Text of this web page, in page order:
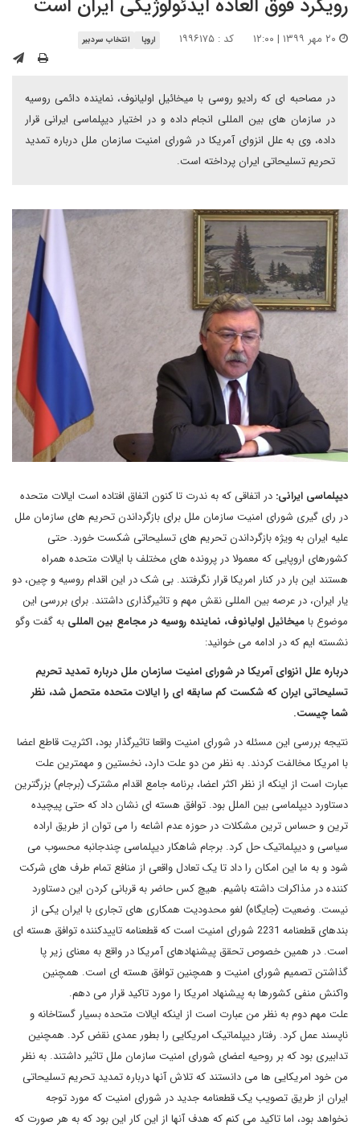
رویکرد فوق العاده ایدئولوژیکی ایران است
کد : ۱۹۹۶۱۷۵ اروپا انتخاب سردبیر
در مصاحبه ای که رادیو روسی با میخائیل اولیانوف، نماینده دائمی روسیه
در سازمان های بین المللی انجام داده و در اختیار دیپلماسی ایرانی قرار
داده، وی به علل انزوای آمریکا در شورای امنیت سازمان ملل درباره تمدید
تحریم تسلیحاتی ایران پرداخته است.
دیپلماسی ایرانی: در اتفاقی که به ندرت تا کنون اتفاق افتاده است ایالات متحده
در رای گیری شورای امنیت سازمان ملل برای بازگرداندن تحریم های سازمان ملل
علیه ایران به ویژه بازگرداندن تحریم های تسلیحاتی شکست خورد. حتی
کشورهای اروپایی که معمولا در پرونده های مختلف با ایالات متحده همراه
هستند این بار در کنار امریکا قرار نگرفتند. بی شک در این اقدام روسیه و چین، دو
یار ایران، در عرصه بین المللی نقش مهم و تاثیرگذاری داشتند. برای بررسی این
موضوع بامیخائیل اولیانوف، نماینده روسیه در مجامع بین المللی به گفت وگو
نشسته ایم که در ادامه می خوانید:
درباره علل انزوای آمریکا در شورای امنیت سازمان ملل درباره تمدید تحریم
تسلیحاتی ایران که شکست کم سابقه ای را ایالات متحده متحمل شد، نظر
شما چیست.
نتیجه بررسی این مسئله در شورای امنیت واقعا تاثیرگذار بود، اکثریت قاطع اعضا
با امریکا مخالفت کردند. به نظر من دو علت دارد، نخستین و مهمترین علت
عبارت است از اینکه از نظر اکثر اعضا، برنامه جامع اقدام مشترک (برجام) بزرگترین
دستاورد دیپلماسی بین الملل بود. توافق هسته ای نشان داد که حتی پیچیده
ترین و حساس ترین مشکلات در حوزه عدم اشاعه را می توان از طریق اراده
سیاسی و دیپلماتیک حل کرد. برجام شاهکار دیپلماسی چندجانبه محسوب می
شود و به ما این امکان را داد تا یک تعادل واقعی از منافع تمام طرف های شرکت
کننده در مذاکرات داشته باشیم. هیچ کس حاضر به قربانی کردن این دستاورد
نیست. وضعیت (جایگاه) لغو محدودیت همکاری های تجاری با ایران یکی از
بندهای قطعنامه 2231 شورای امنیت است که قطعنامه تاییدکننده توافق هسته ای
است. در همین خصوص تحقق پیشنهادهای آمریکا در واقع به معنای زیر پا
گذاشتن تصمیم شورای امنیت و همچنین توافق هسته ای است. همچنین
واکنش منفی کشورها به پیشنهاد امریکا را مورد تاکید قرار می دهم.
علت مهم دوم به نظر من عبارت است از اینکه ایالات متحده بسیار گستاخانه و
ناپسند عمل کرد. رفتار دیپلماتیک امریکایی را بطور عمدی نقض کرد. همچنین
تدابیری بود که بر روحیه اعضای شورای امنیت سازمان ملل تاثیر داشتند. به نظر
من خود امریکایی ها می دانستند که تلاش آنها درباره تمدید تحریم تسلیحاتی
ایران از طریق تصویب یک قطعنامه جدید در شورای امنیت که مورد توجه
نخواهد بود، اما تاکید می کنم که هدف آنها از این کار این بود که به هر صورت که